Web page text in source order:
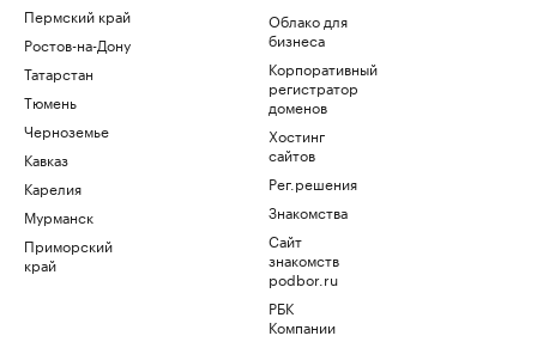
Пермский край
Ростов-на-Дону
Татарстан
Тюмень
Черноземье
Кавказ
Карелия
Мурманск
Приморский
край
Облако для
бизнеса
Корпоративный
регистратор
доменов
Хостинг
сайтов
Рег.решения
Знакомства
Сайт
знакомств
podbor.ru
РБК
Компании